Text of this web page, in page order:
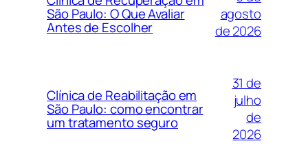
São Paulo: O Que Avaliar
Antes de Escolher
agosto
de 2026
Clínica de Reabilitação em
São Paulo: como encontrar
um tratamento seguro
31 de
julho
de
2026